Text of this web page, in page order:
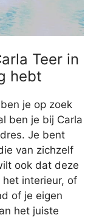
Teer in
hebt
je op zoek
ben je bij Carla
Je bent
van zichzelf
ook dat deze
interieur, of
of je eigen
het juiste